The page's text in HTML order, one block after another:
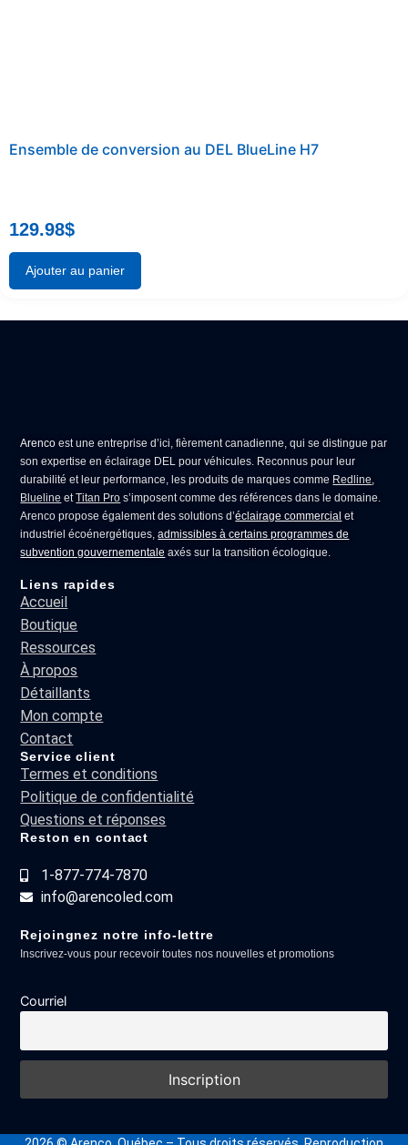
Ensemble de conversion au DEL BlueLine H7
129.98$
Ajouter au panier
Arenco est une entreprise d’ici, fièrement canadienne, qui se distingue par
son expertise enéclairage DEL pour véhicules . Reconnus pour leur
durabilité et leur performance, les produits de marques comme Redline
Blueline etTitan Pro s’imposent comme des références dans le domaine.
Arenco propose également des solutions d’éclairage commercial et
industriel écoénergétiques,admissibles à certains programmes de
subvention gouvernementale axés sur la transition écologique.
Liens rapides
Accueil
Boutique
Ressources
À propos
Détaillants
Mon compte
Contact
Service client
Termes et conditions
Politique de confidentialité
Questions et réponses
Reston en contact
1-877-774-7870
info@arencoled.com
Rejoingnez notre info-lettre
Inscrivez-vous pour recevoir toutes nos nouvelles et promotions
Courriel